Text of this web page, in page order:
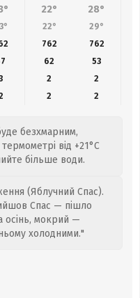
22° 28°
22° 29°
762 762
62 53
2
2
2 2
безхмарним,
від +21°C
більше води.
(Яблучний Спас).
Спас — пішло
осінь, мокрий —
холодними."